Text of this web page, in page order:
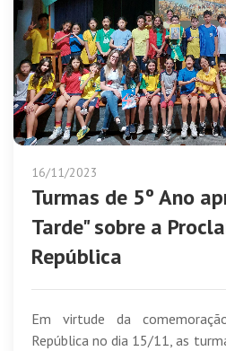
16/11/2023
Turmas de 5º Ano
Tarde" sobre a
República
Em virtude da
República no dia 15/11, as